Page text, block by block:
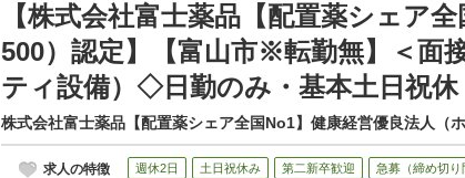
【株式会社富士薬品【配置薬シェア
500）認定】【富山市※転勤無】＜面
ティ設備）◇日勤のみ・基本土日祝休
株式会社富士薬品【配置薬シェア全国No1】健康経営優良法人（
求人の特徴 週休2日 土日祝休み 第二新卒歓迎 急募（締め切り